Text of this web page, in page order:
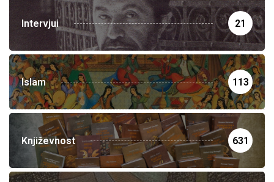
Intervjui 21
Islam 113
Književnost 631